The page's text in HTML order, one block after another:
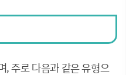
, 주로 다음과 같은 유형으